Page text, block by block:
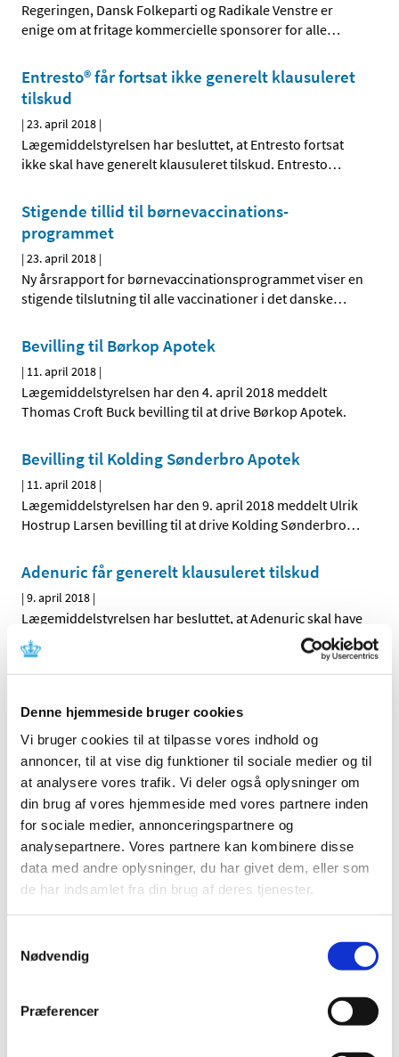
Denne hjemmeside bruger cookies
Vi bruger cookies til at tilpasse vores indhold og
annoncer, til at vise dig funktioner til sociale medier og til
at analysere vores trafik. Vi deler også oplysninger om
din brug af vores hjemmeside med vores partnere inden
for sociale medier, annonceringspartnere og
analysepartnere. Vores partnere kan kombinere disse
data med andre oplysninger, du har givet dem, eller som
de har indsamlet fra din brug af deres tjenester.
Nødvendig
Præferencer
Regeringen, Dansk Folkeparti og Radikale Venstre er
enige om at fritage kommercielle sponsorer for alle…
Entresto® får fortsat ikke generelt klausuleret
tilskud
|23. april 2018 |
Lægemiddelstyrelsen har besluttet, at Entresto fortsat
ikke skal have generelt klausuleret tilskud. Entresto…
Stigende tillid til børnevaccinations-
programmet
|23. april 2018 |
Ny årsrapport for børnevaccinationsprogrammet viser en
stigende tilslutning til alle vaccinationer i det danske…
Bevilling til Børkop Apotek
| 11. april 2018 |
Lægemiddelstyrelsen har den 4. april 2018 meddelt
Thomas Croft Buck bevilling til at drive Børkop Apotek.
Bevilling til Kolding Sønderbro Apotek
| 11. april 2018 |
Lægemiddelstyrelsen har den 9. april 2018 meddelt Ulrik
Hostrup Larsen bevilling til at drive Kolding Sønderbro…
Adenuric får generelt klausuleret tilskud
|9. april 2018 |
Lægemiddelstyrelsen har besluttet, at Adenuric skal have
generelt klausuleret tilskud med virkning fra 23. april…
|6. april 2018|
Sterile akupunkturnåle med falsk CE-mærke sælges på
nettet. Vær opmærksom på produkterne, da der ikke
Alle (2506)
TID
2026 (84)
2025 (158)
2024 (224)
2020 (263)